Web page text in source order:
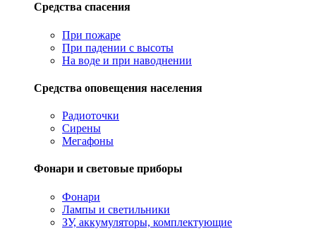
Средства спасения
При пожаре
При падении с высоты
На воде и при наводнении
Средства оповещения населения
Радиоточки
Сирены
Мегафоны
Фонари и световые приборы
Фонари
Лампы и светильники
ЗУ, аккумуляторы, комплектующие